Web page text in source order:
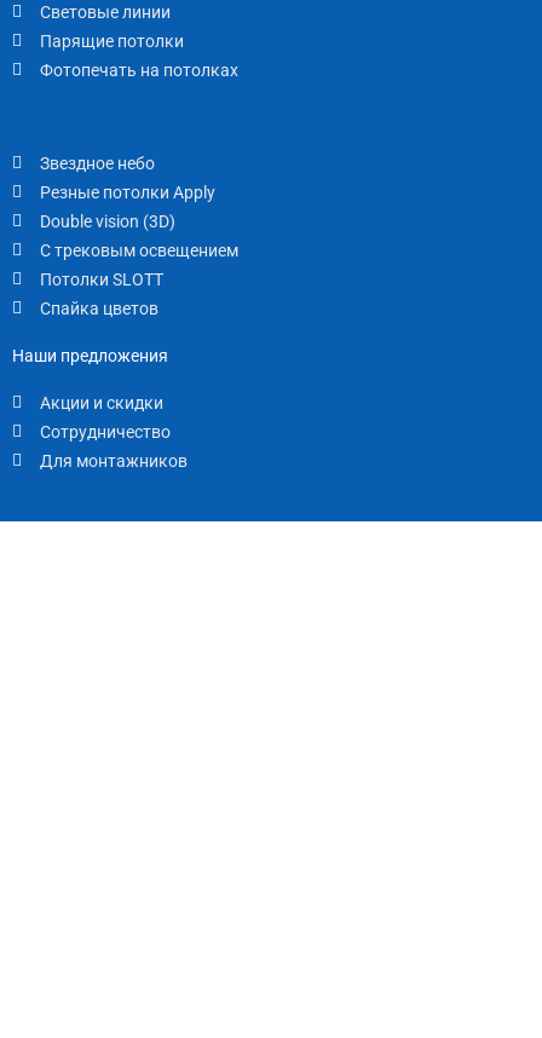
Световые линии
Парящие потолки
Фотопечать на потолках
Звездное небо
Резные потолки Apply
Double vision (3D)
С трековым освещением
Потолки SLOTT
Спайка цветов
Наши предложения
Акции и скидки
Сотрудничество
Для монтажников